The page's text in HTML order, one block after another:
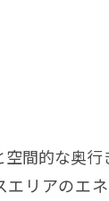
間的な奥
リアのエ